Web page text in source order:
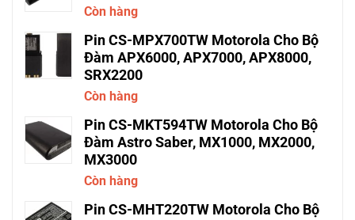
Còn hàng
Pin CS-MPX700TW Motorola Cho Bộ
Đàm APX6000, APX7000, APX8000,
SRX2200
Còn hàng
Pin CS-MKT594TW Motorola Cho Bộ
Đàm Astro Saber, MX1000, MX2000,
MX3000
Còn hàng
Pin CS-MHT220TW Motorola Cho Bộ